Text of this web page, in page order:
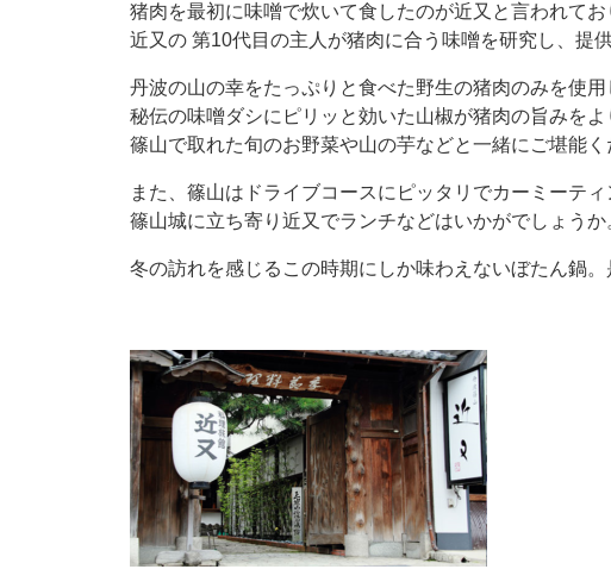
猪肉を最初に味噌で炊いて食したのが近又と言われてお
近又の 第10代目の主人が猪肉に合う味噌を研究し、提
丹波の山の幸をたっぷりと食べた野生の猪肉のみを使用
秘伝の味噌ダシにピリッと効いた山椒が猪肉の旨みをよ
篠山で取れた旬のお野菜や山の芋などと一緒にご堪能く
また、篠山はドライブコースにピッタリでカーミーテ
篠山城に立ち寄り近又でランチなどはいかがでしょうか
冬の訪れを感じるこの時期にしか味わえないぼたん鍋。